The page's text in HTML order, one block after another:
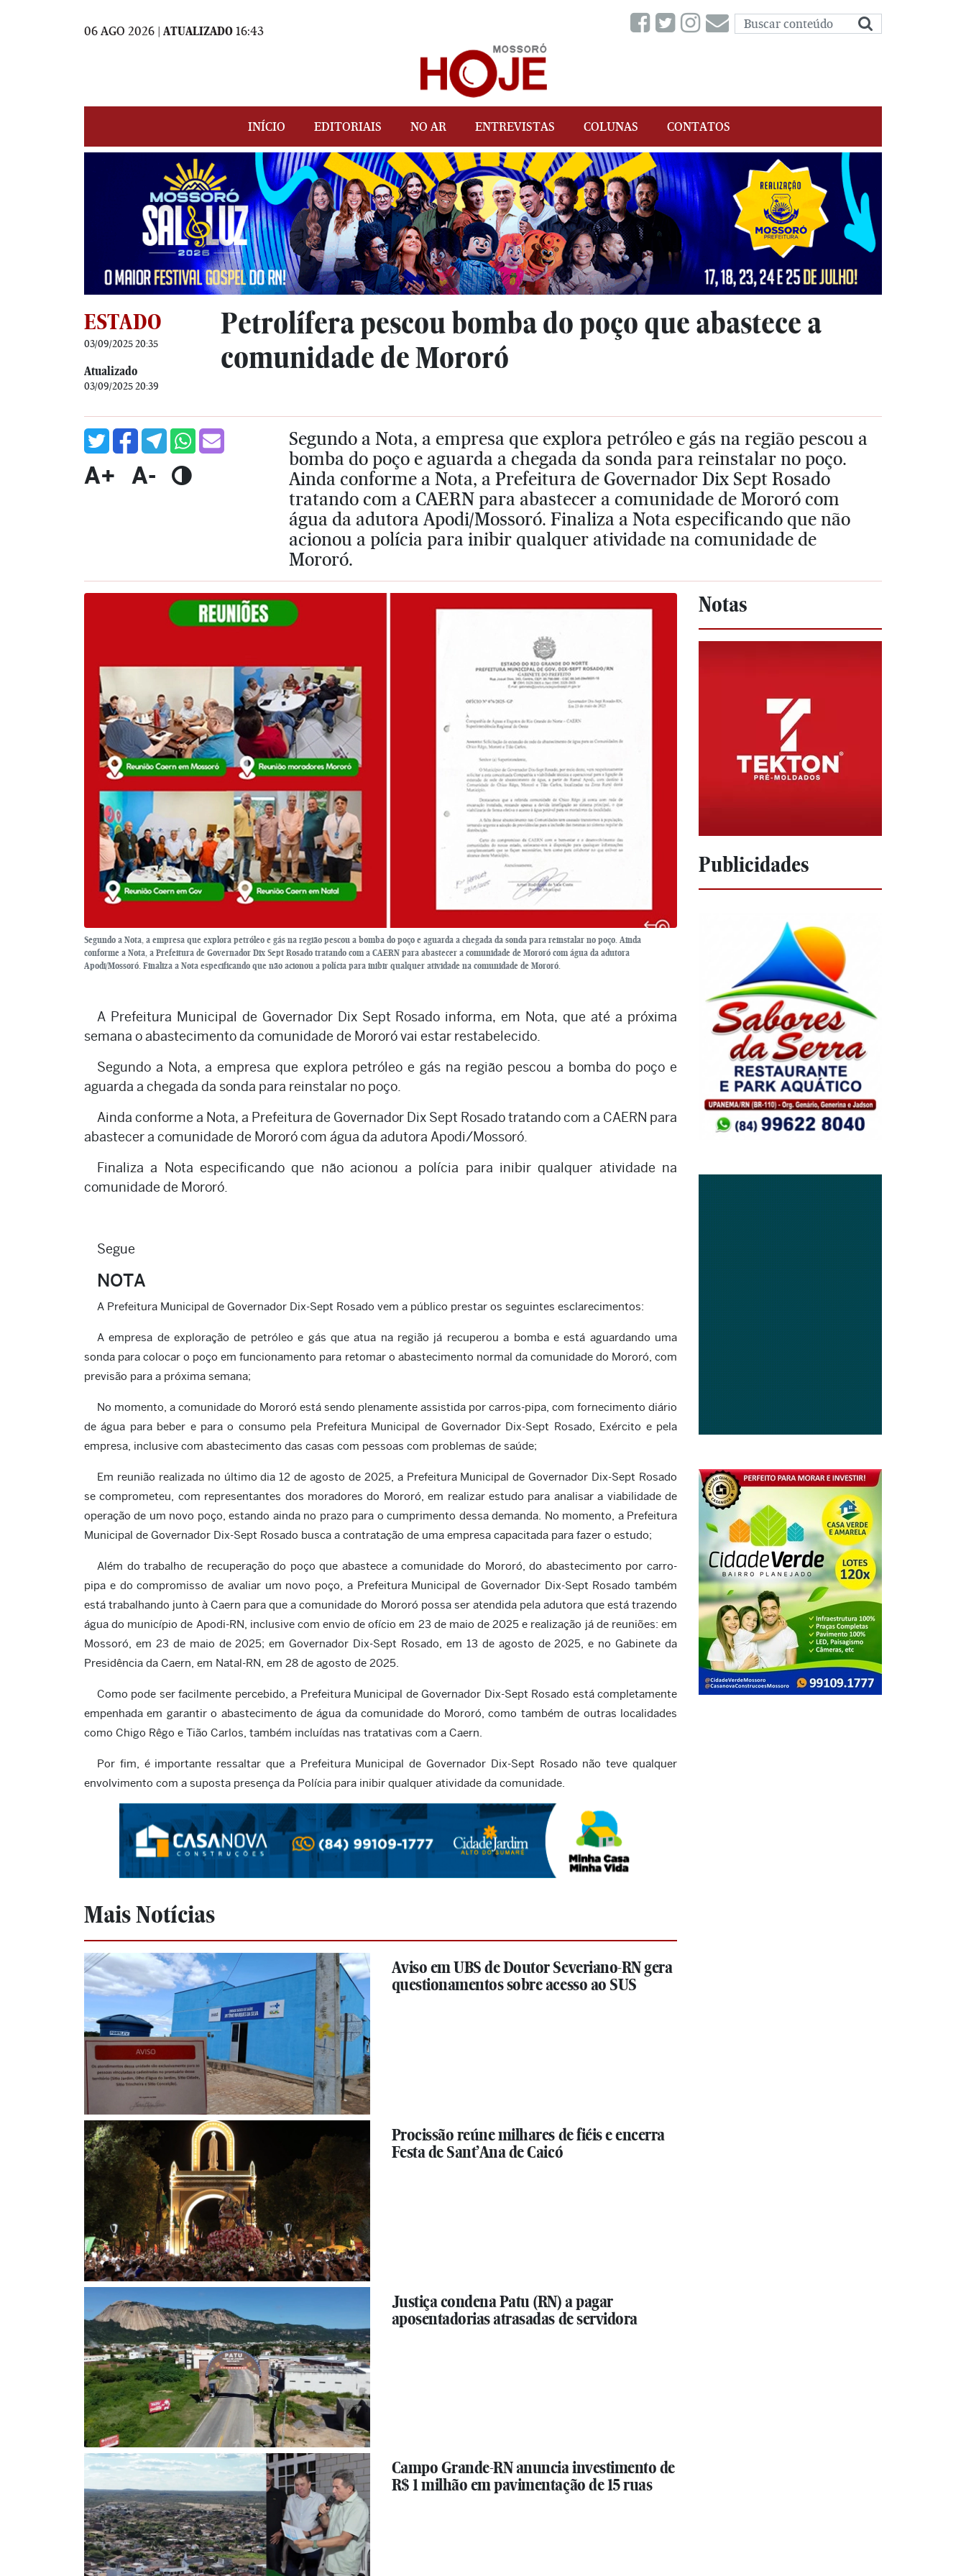
06 AGO 2026 | ATUALIZADO 16:43
INÍCIO EDITORIAIS NO AR ENTREVISTAS COLUNAS CONTATOS
ESTADO
03/09/2025 20:35
Atualizado
03/09/2025 20:39
Petrolífera pescou bomba do poço que abastece a
comunidade de Mororó
A+ A-
Segundo a Nota, a empresa que explora petróleo e gás na região pescou a
bomba do poço e aguarda a chegada da sonda para reinstalar no poço.
Ainda conforme a Nota, a Prefeitura de Governador Dix Sept Rosado
tratando com a CAERN para abastecer a comunidade de Mororó com
água da adutora Apodi/Mossoró. Finaliza a Nota especificando que não
acionou a polícia para inibir qualquer atividade na comunidade de
Mororó.
Segundo a Nota, a empresa que explora petróleo e gás na região pescou a bomba do poço e aguarda a chegada da sonda para reinstalar no poço. Ainda
conforme a Nota, a Prefeitura de Governador Dix Sept Rosado tratando com a CAERN para abastecer a comunidade de Mororó com água da adutora
Apodi/Mossoró. Finaliza a Nota especificando que não acionou a polícia para inibir qualquer atividade na comunidade de Mororó.
A Prefeitura Municipal de Governador Dix Sept Rosado informa, em Nota, que até a próxima
semana o abastecimento da comunidade de Mororó vai estar restabelecido.
Segundo a Nota, a empresa que explora petróleo e gás na região pescou a bomba do poço e
aguarda a chegada da sonda para reinstalar no poço.
Ainda conforme a Nota, a Prefeitura de Governador Dix Sept Rosado tratando com a CAERN para
abastecer a comunidade de Mororó com água da adutora Apodi/Mossoró.
Finaliza a Nota especificando que não acionou a polícia para inibir qualquer atividade na
comunidade de Mororó.
Segue
NOTA
A Prefeitura Municipal de Governador Dix-Sept Rosado vem a público prestar os seguintes esclarecimentos:
A empresa de exploração de petróleo e gás que atua na região já recuperou a bomba e está aguardando uma
sonda para colocar o poço em funcionamento para retomar o abastecimento normal da comunidade do Mororó, com
previsão para a próxima semana;
No momento, a comunidade do Mororó está sendo plenamente assistida por carros-pipa, com fornecimento diário
de água para beber e para o consumo pela Prefeitura Municipal de Governador Dix-Sept Rosado, Exército e pela
empresa, inclusive com abastecimento das casas com pessoas com problemas de saúde;
Em reunião realizada no último dia 12 de agosto de 2025, a Prefeitura Municipal de Governador Dix-Sept Rosado
se comprometeu, com representantes dos moradores do Mororó, em realizar estudo para analisar a viabilidade de
operação de um novo poço, estando ainda no prazo para o cumprimento dessa demanda. No momento, a Prefeitura
Municipal de Governador Dix-Sept Rosado busca a contratação de uma empresa capacitada para fazer o estudo;
Além do trabalho de recuperação do poço que abastece a comunidade do Mororó, do abastecimento por carro-
pipa e do compromisso de avaliar um novo poço, a Prefeitura Municipal de Governador Dix-Sept Rosado também
está trabalhando junto à Caern para que a comunidade do Mororó possa ser atendida pela adutora que está trazendo
água do município de Apodi-RN, inclusive com envio de ofício em 23 de maio de 2025 e realização já de reuniões: em
Mossoró, em 23 de maio de 2025; em Governador Dix-Sept Rosado, em 13 de agosto de 2025, e no Gabinete da
Presidência da Caern, em Natal-RN, em 28 de agosto de 2025.
Como pode ser facilmente percebido, a Prefeitura Municipal de Governador Dix-Sept Rosado está completamente
empenhada em garantir o abastecimento de água da comunidade do Mororó, como também de outras localidades
como Chigo Rêgo e Tião Carlos, também incluídas nas tratativas com a Caern.
Por fim, é importante ressaltar que a Prefeitura Municipal de Governador Dix-Sept Rosado não teve qualquer
envolvimento com a suposta presença da Polícia para inibir qualquer atividade da comunidade.
Mais Notícias
Aviso em UBS de Doutor Severiano-RN gera
questionamentos sobre acesso ao SUS
Procissão reúne milhares de fiéis e encerra
Festa de Sant’Ana de Caicó
Justiça condena Patu (RN) a pagar
aposentadorias atrasadas de servidora
Campo Grande-RN anuncia investimento de
R$ 1 milhão em pavimentação de 15 ruas
Notas
Publicidades